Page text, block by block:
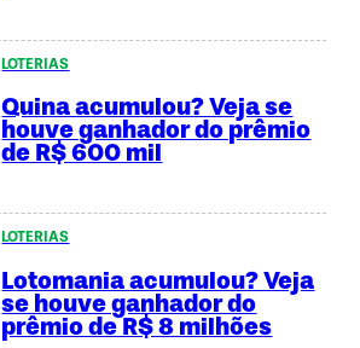
LOTERIAS
Quina acumulou? Veja se
houve ganhador do prêmio
de R$ 600 mil
LOTERIAS
Lotomania acumulou? Veja
se houve ganhador do
prêmio de R$ 8 milhões